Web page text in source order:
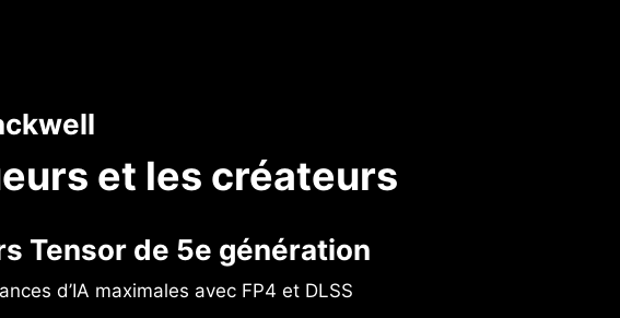
et les créateurs
Tensor de 5e génération
d’IA maximales avec FP4 et DLSS